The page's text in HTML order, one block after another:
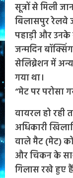
सूत्रों से मिली
बिलासपुर रेलवे
पहाड़ी और उनके
जन्मदिन
सेलिब्रेशन में
गया था।
“मेट पर परोसा
वायरल हो रही
अधिकारी
वाले मैट (मेट)
और चिकन के
गिलास रखे हुए